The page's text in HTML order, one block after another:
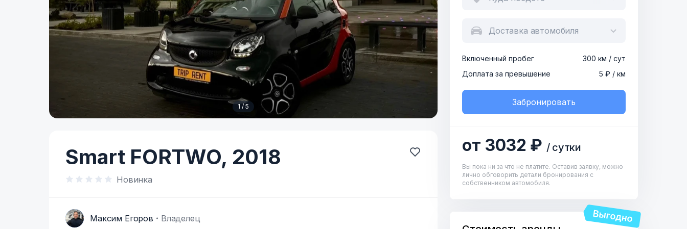
1 / 5
Smart FORTWO, 2018
Новинка
М Максим Егоров Владелец
Доставка автомобиля
Включенный пробег
300 км / сут
Доплата за превышение
5 ₽ / км
Забронировать
от 3032 ₽ / сутки
Вы пока ни за что не платите. Оставив заявку, можно
лично обговорить детали бронирования с
собственником автомобиля.